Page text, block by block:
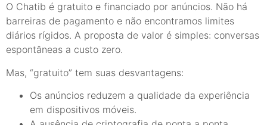
O Chatib é gratuito e financiado por anúncios. Não há
barreiras de pagamento e não encontramos limites
diários rígidos. A proposta de valor é simples: conversas
espontâneas a custo zero.
Mas, “gratuito” tem suas desvantagens:
Os anúncios reduzem a qualidade da experiência
em dispositivos móveis.